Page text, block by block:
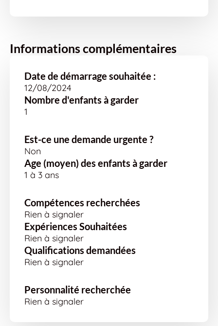
Informations complémentaires
Date de démarrage souhaitée :
12/08/2024
Nombre d'enfants à garder
1
Est-ce une demande urgente ?
Non
Age (moyen) des enfants à garder
1 à 3 ans
Compétences recherchées
Rien à signaler
Expériences Souhaitées
Rien à signaler
Qualifications demandées
Rien à signaler
Personnalité recherchée
Rien à signaler